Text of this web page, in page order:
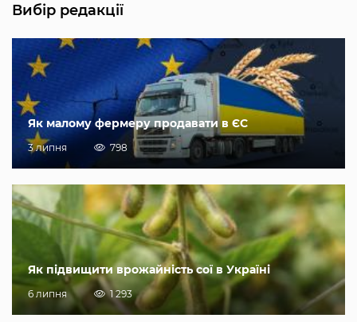
Вибір редакції
Як малому фермеру продавати в ЄС
3 липня 798
Як підвищити врожайність сої в Україні
6 липня 1 293